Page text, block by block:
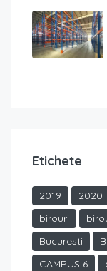
Etichete
2019 2020
birouri
Bucuresti
CAMPUS 6